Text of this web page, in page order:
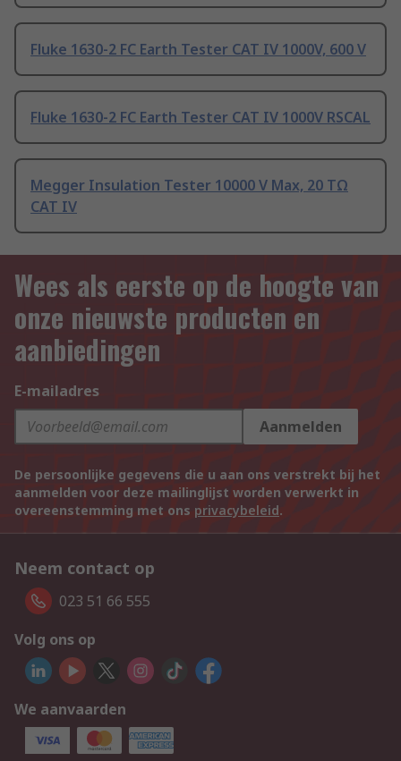
Fluke 1630-2 FC Earth Tester CAT IV 1000V, 600 V
Fluke 1630-2 FC Earth Tester CAT IV 1000V RSCAL
Megger Insulation Tester 10000 V Max, 20 TΩ
CAT IV
Wees als eerste op de hoogte van
onze nieuwste producten en
aanbiedingen
E-mailadres
Aanmelden
De persoonlijke gegevens die u aan ons verstrekt bij het
aanmelden voor deze mailinglijst worden verwerkt in
overeenstemming met ons privacybeleid.
Neem contact op
023 51 66 555
Volg ons op
We aanvaarden